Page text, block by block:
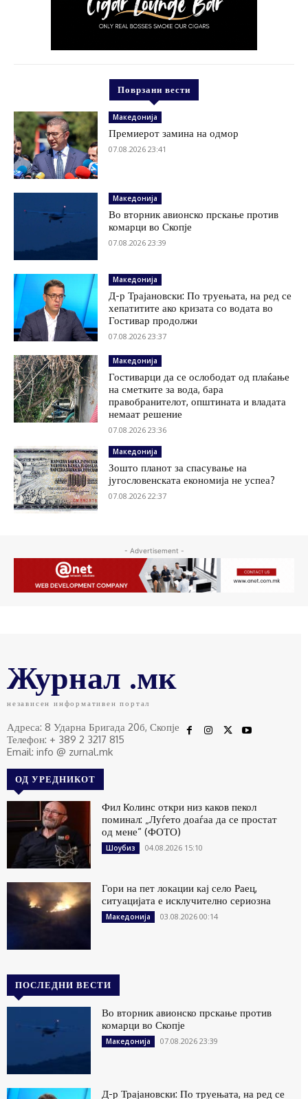
Поврзани вести
Македонија
Премиерот замина на одмор
07.08.2026 23:41
Македонија
Во вторник авионско прскање против
комарци во Скопје
07.08.2026 23:39
Македонија
Д-р Трајановски: По труењата, на ред се
хепатитите ако кризата со водата во
Гостивар продолжи
07.08.2026 23:37
Македонија
Гостиварци да се ослободат од плаќање
на сметките за вода, бара
правобранителот, општината и владата
немаат решение
07.08.2026 23:36
Македонија
Зошто планот за спасување на
југословенската економија не успеа?
07.08.2026 22:37
- Advertisement -
Журнал .мк
независен информативен портал
Адреса: 8 Ударна Бригада 20б, Скопје
Телефон: + 389 2 3217 815
Email: info @ zurnal.mk
ОД УРЕДНИКОТ
Фил Колинс откри низ каков пекол
поминал: „Луѓето доаѓаа да се простат
од мене“ (ФОТО)
Шоубиз 04.08.2026 15:10
Гори на пет локации кај село Раец,
ситуацијата е исклучително сериозна
Македонија 03.08.2026 00:14
ПОСЛЕДНИ ВЕСТИ
Во вторник авионско прскање против
комарци во Скопје
Македонија 07.08.2026 23:39
Д-р Трајановски: По труењата, на ред се